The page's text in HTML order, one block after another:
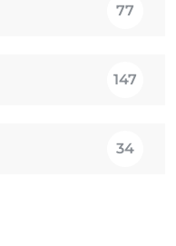
77
147
34